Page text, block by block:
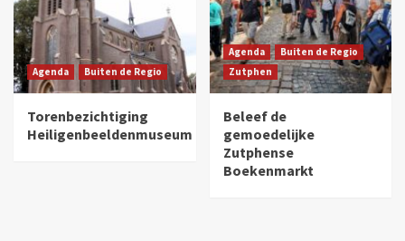
Agenda Buiten de Regio
Torenbezichtiging
Heiligenbeeldenmuseum
Agenda
Buiten de Regio
Zutphen
Beleef de
gemoedelijke
Zutphense
Boekenmarkt